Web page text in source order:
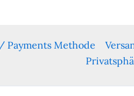
Payments Methode